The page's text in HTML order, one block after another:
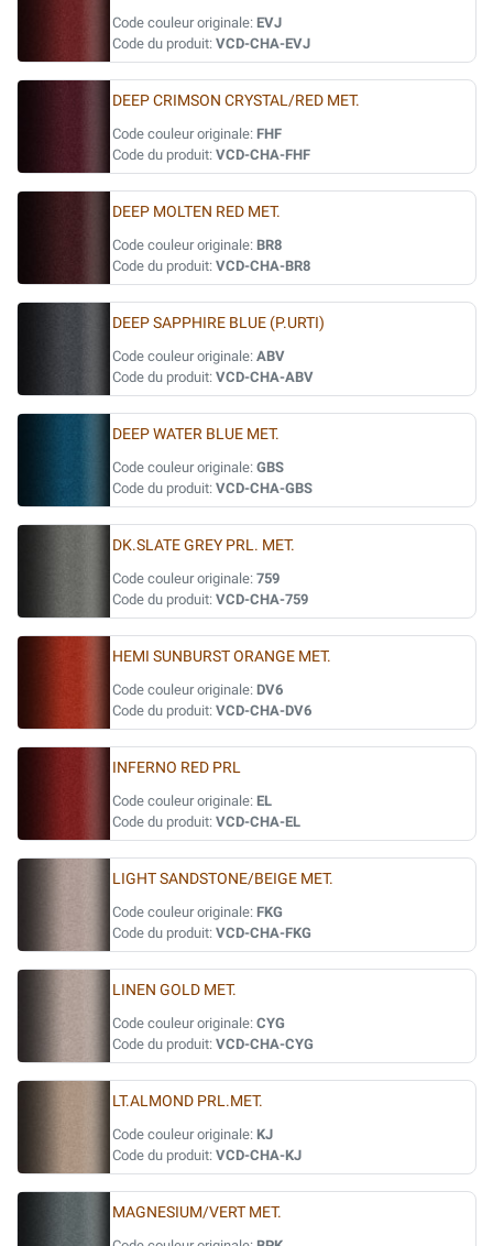
Code couleur originale: EVJ
Code du produit: VCD-CHA-EVJ
DEEP CRIMSON CRYSTAL/RED MET.
Code couleur originale: FHF
Code du produit: VCD-CHA-FHF
DEEP MOLTEN RED MET.
Code couleur originale: BR8
Code du produit: VCD-CHA-BR8
DEEP SAPPHIRE BLUE (P.URTI)
Code couleur originale: ABV
Code du produit: VCD-CHA-ABV
DEEP WATER BLUE MET.
Code couleur originale: GBS
Code du produit: VCD-CHA-GBS
DK.SLATE GREY PRL. MET.
Code couleur originale: 759
Code du produit: VCD-CHA-759
HEMI SUNBURST ORANGE MET.
Code couleur originale: DV6
Code du produit: VCD-CHA-DV6
INFERNO RED PRL
Code couleur originale: EL
Code du produit: VCD-CHA-EL
LIGHT SANDSTONE/BEIGE MET.
Code couleur originale: FKG
Code du produit: VCD-CHA-FKG
LINEN GOLD MET.
Code couleur originale: CYG
Code du produit: VCD-CHA-CYG
LT.ALMOND PRL.MET.
Code couleur originale: KJ
Code du produit: VCD-CHA-KJ
MAGNESIUM/VERT MET.